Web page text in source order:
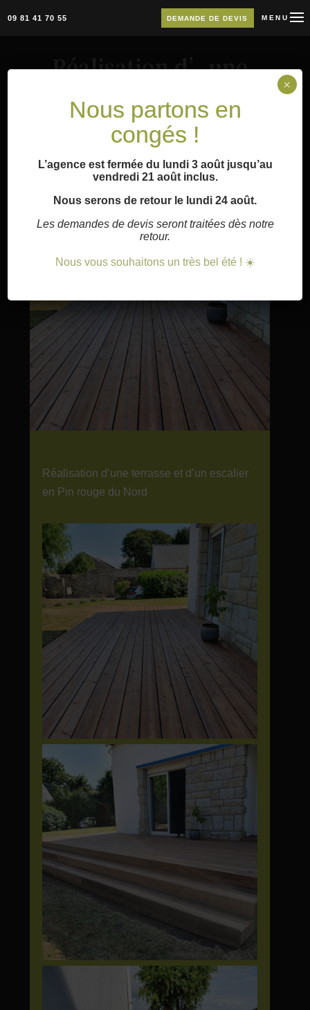
09 81 41 70 55 DEMANDE DE DEVIS MENU
Réalisation d’une
escalier en Pin…
18 Fév 2023
Réalisation d’une terrasse et d’un escalier
en Pin rouge du Nord
Nous partons en
congés !
L’agence est fermée du lundi 3 août jusqu’au
vendredi 21 août inclus.
Nous serons de retour le lundi 24 août.
Les demandes de devis seront traitées dès notre
retour.
Nous vous souhaitons un très bel été ! ☀️
×